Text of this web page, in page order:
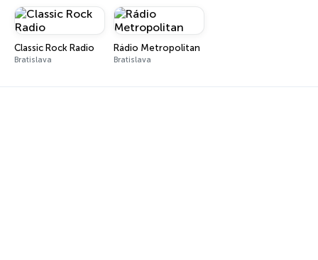
Classic Rock Radio
Bratislava
Rádio Metropolitan
Bratislava